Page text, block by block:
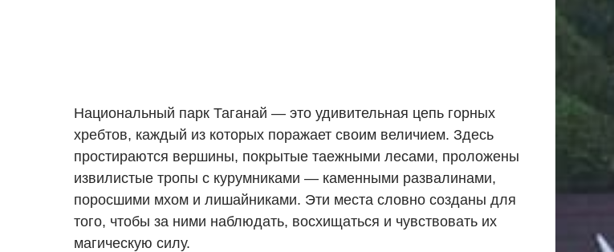
Национальный парк Таганай — это удивительная цепь горных
хребтов, каждый из которых поражает своим величием. Здесь
простираются вершины, покрытые таежными лесами, проложены
извилистые тропы с курумниками — каменными развалинами,
поросшими мхом и лишайниками. Эти места словно созданы для
того, чтобы за ними наблюдать, восхищаться и чувствовать их
магическую силу.